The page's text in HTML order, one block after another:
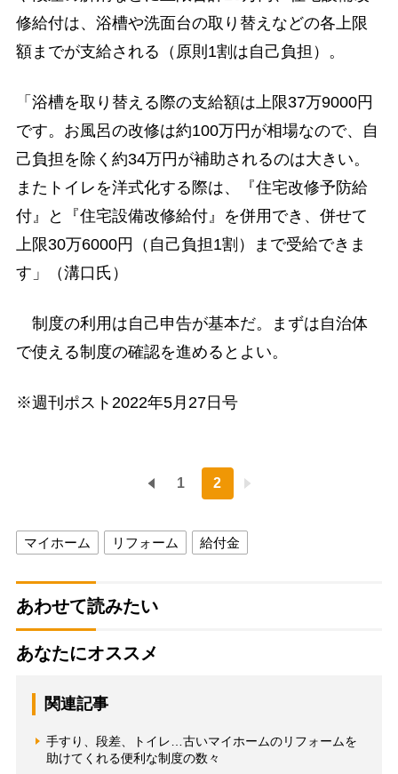
修給付は、浴槽や洗面台の取り替えなどの各上限
額までが支給される（原則1割は自己負担）。
「浴槽を取り替える際の支給額は上限37万9000円
です。お風呂の改修は約100万円が相場なので、自
己負担を除く約34万円が補助されるのは大きい。
またトイレを洋式化する際は、『住宅改修予防給
付』と『住宅設備改修給付』を併用でき、併せて
上限30万6000円（自己負担1割）まで受給できま
す」（溝口氏）
制度の利用は自己申告が基本だ。まずは自治体
で使える制度の確認を進めるとよい。
※週刊ポスト2022年5月27日号
1 2
マイホーム リフォーム 給付金
あわせて読みたい
あなたにオススメ
関連記事
手すり、段差、トイレ…古いマイホームのリフォームを
助けてくれる便利な制度の数々